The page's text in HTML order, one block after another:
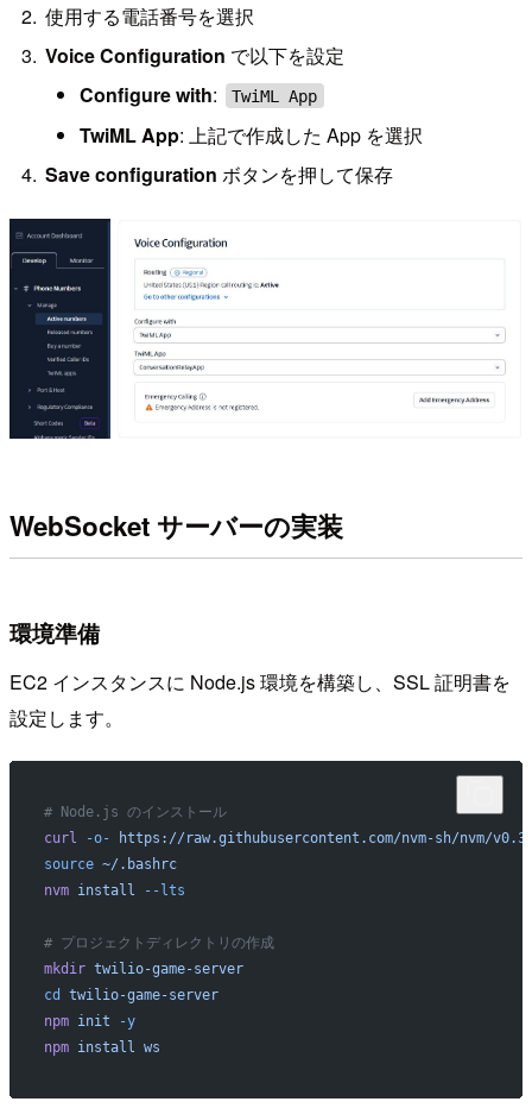
使用する電話番号を選択
Voice Configuration で以下を設定
Configure with: TwiML App
TwiML App: 上記で作成した App を選択
Save configuration ボタンを押して保存
WebSocket サーバーの実装
環境準備
EC2 インスタンスに Node.js 環境を構築し、SSL 証明書を
設定します。
# Node.js のインストール
curl -o- https://raw.githubusercontent.com/nvm-sh/nvm/
source ~/.bashrc
nvm install --lts
# プロジェクトディレクトリの作成
mkdir twilio-game-server
cd
twilio-game-server
npm init -y
npm install ws